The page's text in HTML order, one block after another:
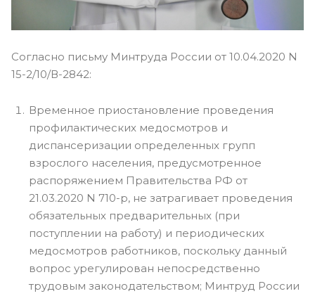
Согласно письму Минтруда России от 10.04.2020 N
15-2/10/В-2842:
Временное приостановление проведения
профилактических медосмотров и
диспансеризации определенных групп
взрослого населения, предусмотренное
распоряжением Правительства РФ от
21.03.2020 N 710-р, не затрагивает проведения
обязательных предварительных (при
поступлении на работу) и периодических
медосмотров работников, поскольку данный
вопрос урегулирован непосредственно
трудовым законодательством; Минтруд России